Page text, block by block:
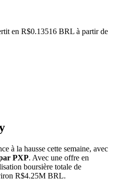
en R$0.13516 BRL à partir de
à la hausse cette semaine, avec
PXP. Avec une offre en
boursière totale de
R$4.25M BRL.